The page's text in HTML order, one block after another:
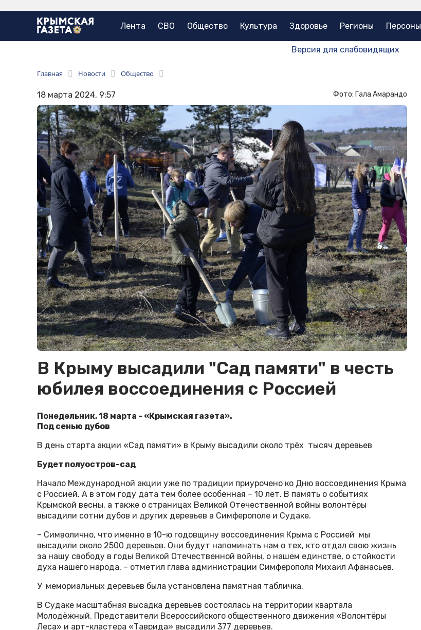
Лента СВО Общество Культура Здоровье Регионы Персоны
Версия для слабовидящих
Главная Новости Общество
18 марта 2024, 9:57 Фото: Гала Амарандо
В Крыму высадили "Сад памяти" в честь
юбилея воссоединения с Россией
Понедельник, 18 марта - «Крымская газета».
Под сенью дубов
В день старта акции «Сад памяти» в Крыму высадили около трёх тысяч деревьев
Будет полуостров-сад
Начало Международной акции уже по традиции приурочено ко Дню воссоединения Крыма
с Россией. А в этом году дата тем более особенная – 10 лет. В память о событиях
Крымской весны, а также о страницах Великой Отечественной войны волонтёры
высадили сотни дубов и других деревьев в Симферополе и Судаке.
– Символично, что именно в 10-ю годовщину воссоединения Крыма с Россией мы
высадили около 2500 деревьев. Они будут напоминать нам о тех, кто отдал свою жизнь
за нашу свободу в годы Великой Отечественной войны, о нашем единстве, о стойкости
духа нашего народа, – отметил глава администрации Симферополя Михаил Афанасьев.
У мемориальных деревьев была установлена памятная табличка.
В Судаке масштабная высадка деревьев состоялась на территории квартала
Молодёжный. Представители Всероссийского общественного движения «Волонтёры
Леса» и арт-кластера «Таврида» высадили 377 деревьев.